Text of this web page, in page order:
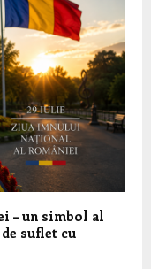
– un simbol al
suflet cu